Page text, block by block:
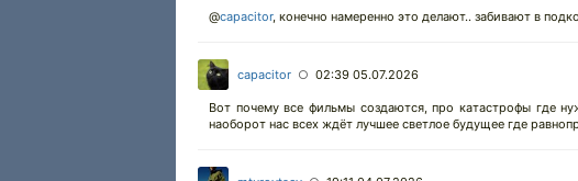
@capacitor, конечно намеренно это делают.. забивают в
capacitor ○ 02:39 05.07.2026
Вот почему все фильмы создаются, про катастрофы где
наоборот нас всех ждёт лучшее светлое будущее где